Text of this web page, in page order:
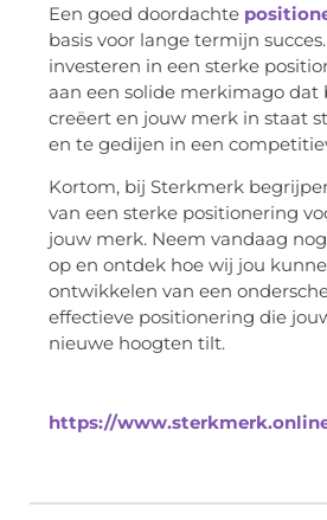
Een goed doordachte
basis voor lange termijn
investeren in een sterke
aan een solide merkimago dat
creëert en jouw merk in staat
en te gedijen in een
Kortom, bij Sterkmerk
van een sterke positionering
jouw merk. Neem vandaag
op en ontdek hoe wij jou
ontwikkelen van een
effectieve positionering die
nieuwe hoogten tilt.
https://